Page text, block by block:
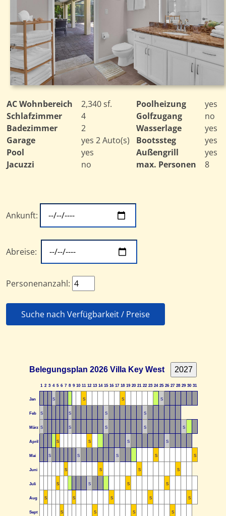
AC Wohnbereich
Schlafzimmer
Badezimmer
Garage
Pool
Jacuzzi
2,340 sf.
4
2
yes 2 Auto(s)
yes
no
Poolheizung
Golfzugang
Wasserlage
Bootssteg
Außengrill
max. Personen
yes
no
yes
yes
yes
8
Ankunft:
Abreise:
Personenanzahl:
Suche nach Verfügbarkeit / Preise
Belegungsplan 2026 Villa Key West
1 2 3 4 5 6 7 8 9 10 11 12 13 14 15 16 17 18 19 20 21 22 23 24 25 26 27 28 29 30 31
Jan S S S S
Feb S S S S
März S S S S S
April S S S S
Mai S S S S S
Juni S S S S
Juli S S S S
Aug S S S S S
Sept S S S S